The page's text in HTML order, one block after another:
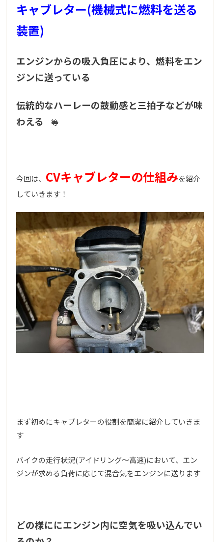
キャブレター(機械式に燃料を送る
装置)
エンジンからの吸入負圧により、燃料をエン
ジンに送っている
伝統的なハーレーの鼓動感と三拍子などが味
わえる 等
今回は、 CVキャブレターの仕組みを紹介
していきます！
まず初めにキャブレターの役割を簡潔に紹介していきま
す
バイクの走行状況(アイドリング～高速)において、エン
ジンが求める負荷に応じて混合気をエンジンに送ります
どの様ににエンジン内に空気を吸い込んでい